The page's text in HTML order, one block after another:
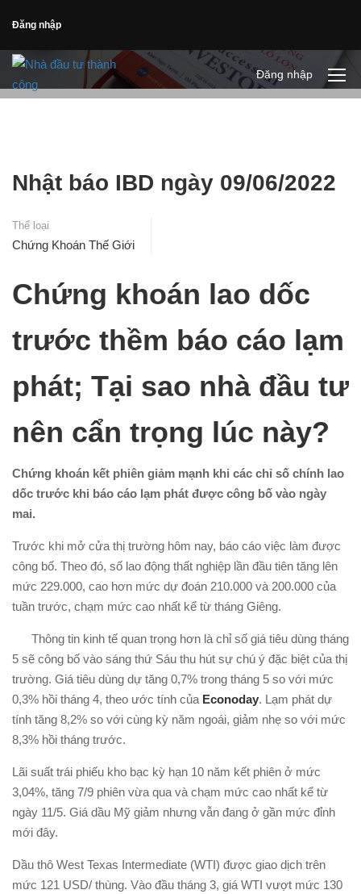
Đăng nhập
Đăng nhập
Nhật báo IBD ngày 09/06/2022
Thể loại
Chứng Khoán Thế Giới
Chứng khoán lao dốc
trước thềm báo cáo lạm
phát; Tại sao nhà đầu tư
nên cẩn trọng lúc này?
Chứng khoán kết phiên giảm mạnh khi các chỉ số chính lao
dốc trước khi báo cáo lạm phát được công bố vào ngày
mai.
Trước khi mở cửa thị trường hôm nay, báo cáo việc làm được
công bố. Theo đó, số lao động thất nghiệp lần đầu tiên tăng lên
mức 229.000, cao hơn mức dự đoán 210.000 và 200.000 của
tuần trước, chạm mức cao nhất kể từ tháng Giêng.
Thông tin kinh tế quan trọng hơn là chỉ số giá tiêu dùng tháng
5 sẽ công bố vào sáng thứ Sáu thu hút sự chú ý đặc biệt của thị
trường. Giá tiêu dùng dự tăng 0,7% trong tháng 5 so với mức
0,3% hồi tháng 4, theo ước tính của Econoday. Lạm phát dự
tính tăng 8,2% so với cùng kỳ năm ngoái, giảm nhẹ so với mức
8,3% hồi tháng trước.
Lãi suất trái phiếu kho bạc kỳ hạn 10 năm kết phiên ở mức
3,04%, tăng 7/9 phiên vừa qua và chạm mức cao nhất kể từ
ngày 11/5. Giá dầu Mỹ giảm nhưng vẫn đang ở gần mức đỉnh
mới đây.
Dầu thô West Texas Intermediate (WTI) được giao dịch trên
mức 121 USD/ thùng. Vào đầu tháng 3, giá WTI vượt mức 130